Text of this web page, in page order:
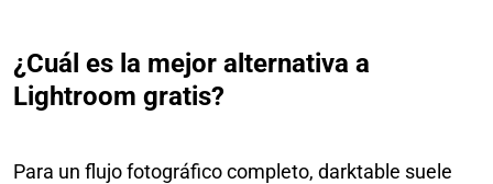
¿Cuál es la mejor alternativa a
Lightroom gratis?
Para un flujo fotográfico completo, darktable suele